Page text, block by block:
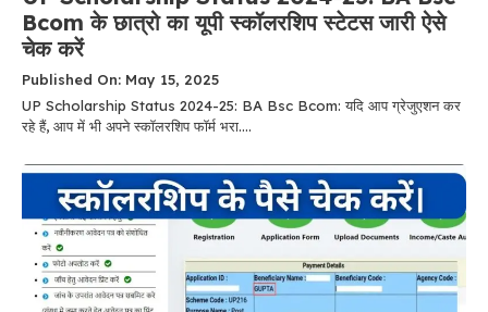
Bcom के छात्रो का यूपी स्कॉलरशिप स्टेटस जारी ऐसे
चेक करें
Published On: May 15, 2025
UP Scholarship Status 2024-25: BA Bsc Bcom: यदि आप ग्रेजुएशन कर
रहे हैं, आप में भी अपने स्कॉलरशिप फॉर्म भरा....